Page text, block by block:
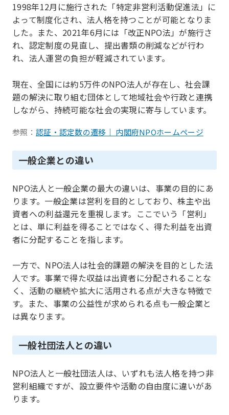
1998年12月に施行された「特定非営利活動促進法」に
よって制度化され、法人格を持つことが可能となりま
した。また、2021年6月には「改正NPO法」が施行さ
れ、認定制度の見直し、提出書類の削減などが行わ
れ、法人運営の負担が軽減されています。
現在、全国には約5万件のNPO法人が存在し、社会課
題の解決に取り組む団体として地域社会や行政と連携
しながら、持続可能な社会の実現に寄与しています。
参照： 認証・認定数の遷移｜ 内閣府NPOホームページ
一般企業との違い
NPO法人と一般企業の最大の違いは、事業の目的にあ
ります。一般企業は営利を目的としており、株主や出
資者への利益還元を重視します。ここでいう「営利」
とは、単に利益を得ることではなく、得た利益を出資
者に分配することを指します。
一方で、NPO法人は社会的課題の解決を目的とした法
人です。事業で得た収益は出資者に分配されることな
く、活動の継続や拡大に活用される点が大きな特徴で
す。また、事業の公益性が求められる点も一般企業と
は異なります。
一般社団法人との違い
NPO法人と一般社団法人は、いずれも法人格を持つ非
営利組織ですが、設立要件や活動の自由度に違いがあ
ります。